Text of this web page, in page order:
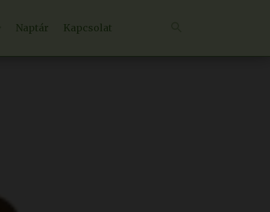
Naptár Kapcsolat